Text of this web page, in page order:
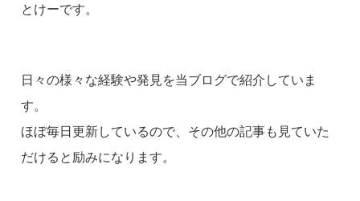
とけーです。
日々の様々な経験や発見を当ブログで紹介していま
す。
ほぼ毎日更新しているので、その他の記事も見ていた
だけると励みになります。